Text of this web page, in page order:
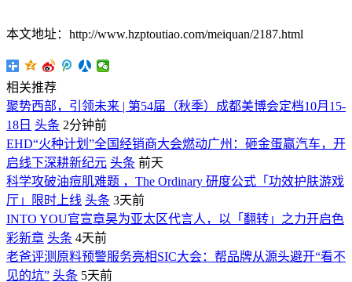
本文地址：http://www.hzptoutiao.com/meiquan/2187.html
相关推荐
聚势西部，引领未来 | 第54届（秋季）成都美博会定档10月15-
18日 头条 2分钟前
EHD“火种计划”全国经销商大会燃动广州：砸金蛋赢汽车，开
启线下深耕新纪元 头条 前天
科学攻破油痘肌难题 ，The Ordinary 研度公式「功效护肤游戏
厅」限时上线 头条 3天前
INTO YOU官宣章昊为亚太区代言人，以「翻转」之力开启色
彩新章 头条 4天前
老爸评测原料预警服务亮相SIC大会：帮品牌从源头避开“看不
见的坑” 头条 5天前